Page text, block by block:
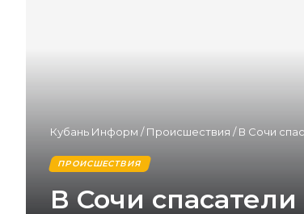
Кубань Информ /Происшествия /В Сочи
ПРОИСШЕСТВИЯ
В Сочи